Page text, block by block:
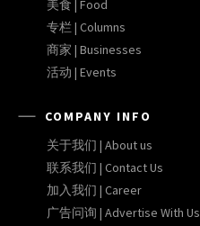
美食 | Food
专栏 | Columns
商家 | Businesses
活动 | Events
COMPANY INFO
关于我们 | About us
联系我们 | Contact Us
加入我们 | Career
广告问询 | Advertise With Us